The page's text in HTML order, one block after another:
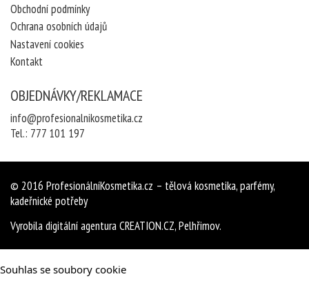
Obchodní podmínky
Ochrana osobních údajů
Nastavení cookies
Kontakt
OBJEDNÁVKY/REKLAMACE
info@profesionalnikosmetika.cz
Tel.: 777 101 197
© 2016 ProfesionálníKosmetika.cz – tělová kosmetika, parfémy,
kadeřnické potřeby
Vyrobiladigitální agenturaCREATION.CZ,Pelhřimov.
Souhlas se soubory cookie